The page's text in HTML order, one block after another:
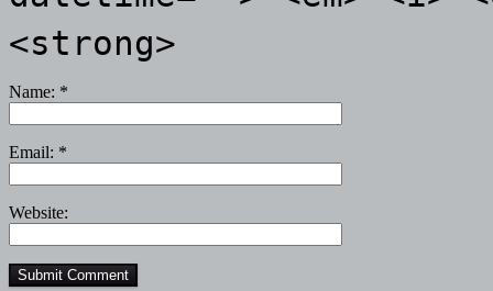
<strong>
Name: *
Email: *
Website: